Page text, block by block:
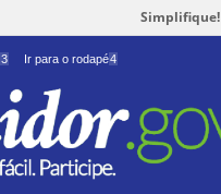
Simplifique!
3 Ir para o rodapé4